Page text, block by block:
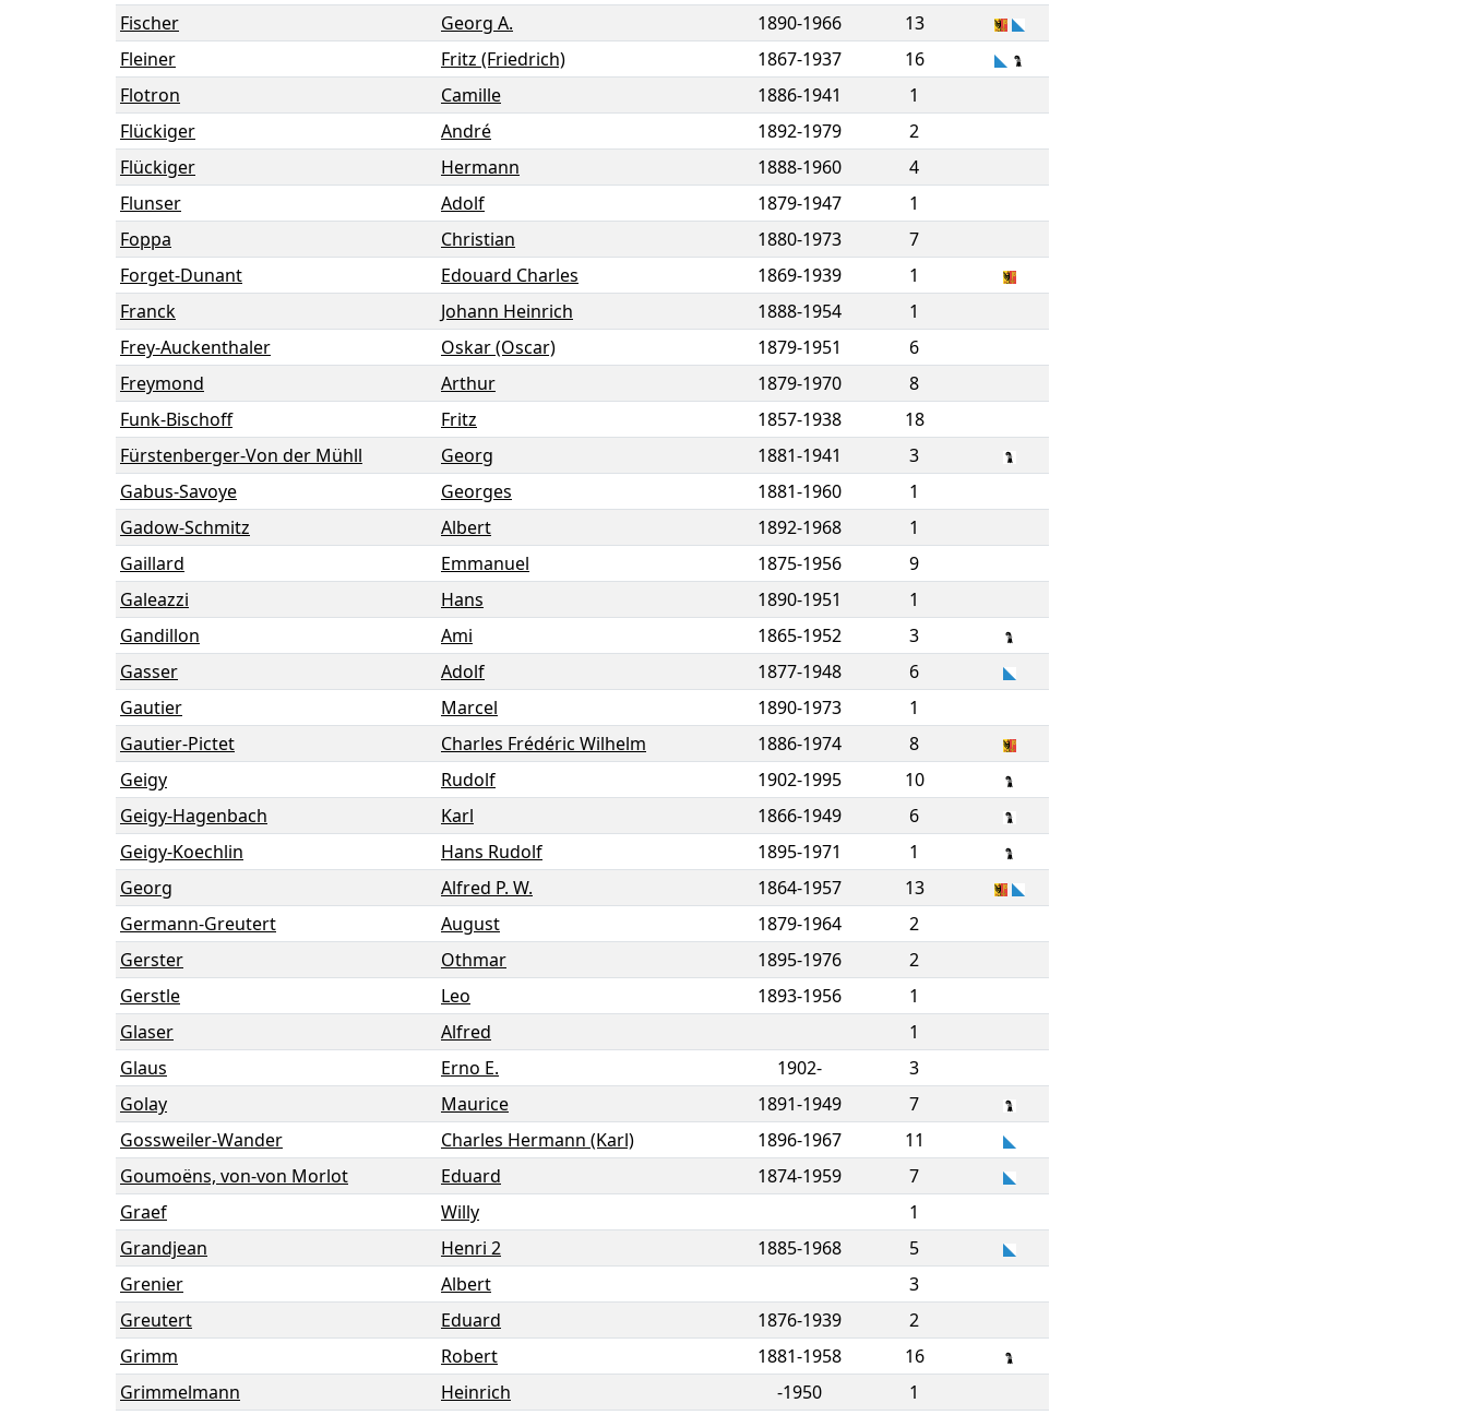
Fischer
Georg A. 1890-1966
13
Fleiner
Fritz (Friedrich) 1867-1937
16
Flotron
Camille 1886-1941
1
Flückiger
André 1892-1979
2
Flückiger
Hermann 1888-1960
4
Flunser
Adolf 1879-1947
1
Foppa
Christian 1880-1973
7
Forget-Dunant
Edouard Charles 1869-1939
1
Franck
Johann Heinrich 1888-1954
1
Frey-Auckenthaler
Oskar (Oscar) 1879-1951
6
Freymond
Arthur 1879-1970
8
Funk-Bischoff
Fritz 1857-1938
18
Fürstenberger-Von der Mühll
Georg 1881-1941
3
Gabus-Savoye
Georges 1881-1960
1
Gadow-Schmitz
Albert 1892-1968
1
Gaillard
Emmanuel 1875-1956
9
Galeazzi
Hans 1890-1951
1
Gandillon
Ami 1865-1952
3
Gasser
Adolf 1877-1948
6
Gautier
Marcel 1890-1973
1
Gautier-Pictet
Charles Frédéric Wilhelm 1886-1974
8
Geigy
Rudolf 1902-1995
10
Geigy-Hagenbach
Karl 1866-1949
6
Geigy-Koechlin
Hans Rudolf 1895-1971
1
Georg
Alfred P. W. 1864-1957
13
Germann-Greutert
August 1879-1964
2
Gerster
Othmar 1895-1976
2
Gerstle
Leo 1893-1956
1
Glaser
Alfred
1
Glaus
Erno E. 1902-
3
Golay
Maurice 1891-1949
7
Gossweiler-Wander
Charles Hermann (Karl) 1896-1967
11
Goumoëns, von-von Morlot
Eduard 1874-1959
7
Graef
Willy
1
Grandjean
Henri 2 1885-1968
5
Grenier
Albert
3
Greutert
Eduard 1876-1939
2
Grimm
Robert 1881-1958
16
Grimmelmann
Heinrich -1950
1